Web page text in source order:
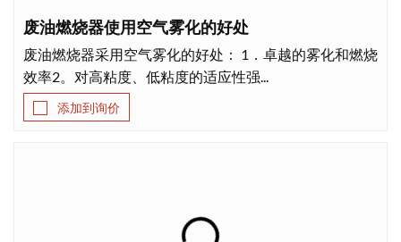
废油燃烧器使用空气雾化的好处
废油燃烧器采用空气雾化的好处： 1．卓越的雾化和燃烧
效率2。对高粘度、低粘度的适应性强...
添加到询价